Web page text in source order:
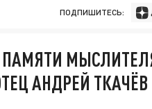
ПОДПИШИТЕСЬ:
АНДРЕЙ ТКАЧЁВ